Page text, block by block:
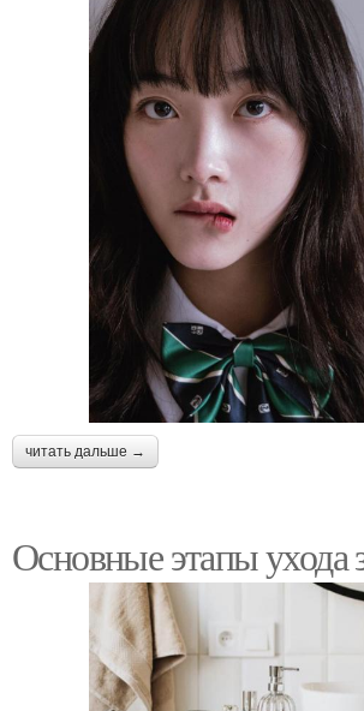
читать дальше →
Основные этапы ухода